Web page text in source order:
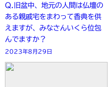
Q.旧盆中、地元の人間は仏壇の
ある親戚宅をまわって香典を供
えますが、みなさんいくら位包
んでますか？
2023年8月29日